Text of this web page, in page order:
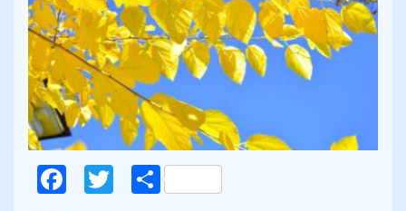
Facebook
Twitter
Поділитися